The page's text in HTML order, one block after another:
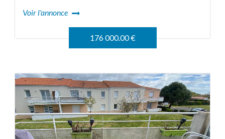
Voir l'annonce
176 000.00 €